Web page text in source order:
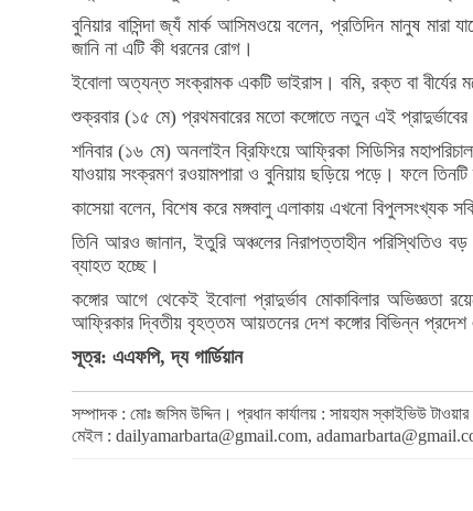
বুনিয়ার বাসিন্দা জ্যঁ মার্ক আসিমওয়ে বলেন, প্রতিদিন মানুষ
জানি না এটি কী ধরনের রোগ।
ইবোলা অত্যন্ত সংক্রামক একটি ভাইরাস। বমি, রক্ত বা বীর্যের
শুক্রবার (১৫ মে) প্রথমবারের মতো কঙ্গোতে নতুন এই
শনিবার (১৬ মে) অনলাইন ব্রিফিংয়ে আফ্রিকা সিডিসির
যাওয়ায় সংক্রমণ রওয়ামপারা ও বুনিয়ায় ছড়িয়ে পড়ে। ফলে
কাসেয়া বলেন, বিশেষ করে মঙ্গবালু এলাকায় এখনো বিপুলসংখ্যক
তিনি আরও জানান, ইতুরি অঞ্চলের নিরাপত্তাহীন পরিস্থিতিও বড়
ব্যাহত হচ্ছে।
কঙ্গোর আগে থেকেই ইবোলা প্রাদুর্ভাব মোকাবিলার অভিজ্ঞতা
আফ্রিকার দ্বিতীয় বৃহত্তম আয়তনের দেশ কঙ্গোর বিভিন্ন
সূত্র: এএফপি, দ্য গার্ডিয়ান
সম্পাদক : মোঃ জসিম উদ্দিন। প্রধান কার্যালয় : সায়হাম স্কাইভিউ
মেইল : dailyamarbarta@gmail.com,